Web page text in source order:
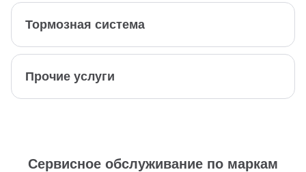
Тормозная система
Прочие услуги
Сервисное обслуживание по маркам